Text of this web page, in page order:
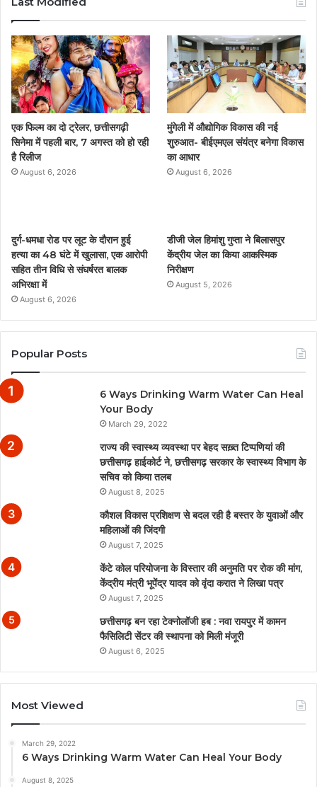
b
o
o
k
t
e
r
u
b
e
a
g
r
a
m
एक फिल्म का दो ट्रेलर, छत्तीसगढ़ी
सिनेमा में पहली बार, 7 अगस्त को हो रही
है रिलीज
August 6, 2026
मुंगेली में औद्योगिक विकास की नई
शुरुआत- बीईएमएल संयंत्र बनेगा विकास
का आधार
August 6, 2026
दुर्ग-धमधा रोड पर लूट के दौरान हुई
हत्या का 48 घंटे में खुलासा, एक आरोपी
सहित तीन विधि से संघर्षरत बालक
अभिरक्षा में
August 6, 2026
डीजी जेल हिमांशु गुप्ता ने बिलासपुर
केंद्रीय जेल का किया आकस्मिक
निरीक्षण
August 5, 2026
Popular Posts
6 Ways Drinking Warm Water Can Heal
Your Body
March 29, 2022
राज्य की स्वास्थ्य व्यवस्था पर बेहद सख़्त टिप्पणियां की
छत्तीसगढ़ हाईकोर्ट ने, छत्तीसगढ़ सरकार के स्वास्थ्य विभाग के
सचिव को किया तलब
August 8, 2025
कौशल विकास प्रशिक्षण से बदल रही है बस्तर के युवाओं और
महिलाओं की जिंदगी
August 7, 2025
केंटे कोल परियोजना के विस्तार की अनुमति पर रोक की मांग,
केंद्रीय मंत्री भूपेंद्र यादव को वृंदा करात ने लिखा पत्र
August 7, 2025
छत्तीसगढ़ बन रहा टेक्नोलॉजी हब : नवा रायपुर में कामन
फैसिलिटी सेंटर की स्थापना को मिली मंजूरी
August 6, 2025
Most Viewed
March 29, 2022
6 Ways Drinking Warm Water Can Heal Your Body
August 8, 2025